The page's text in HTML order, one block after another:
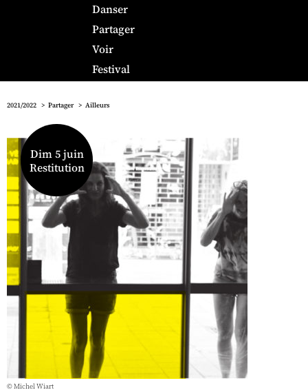
Danser
Partager
Voir
Festival
2021/2022 Partager Ailleurs
Dim 5 juin
Restitution
© Michel Wiart